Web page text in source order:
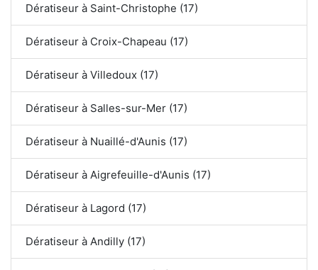
Dératiseur à Saint-Christophe (17)
Dératiseur à Croix-Chapeau (17)
Dératiseur à Villedoux (17)
Dératiseur à Salles-sur-Mer (17)
Dératiseur à Nuaillé-d'Aunis (17)
Dératiseur à Aigrefeuille-d'Aunis (17)
Dératiseur à Lagord (17)
Dératiseur à Andilly (17)